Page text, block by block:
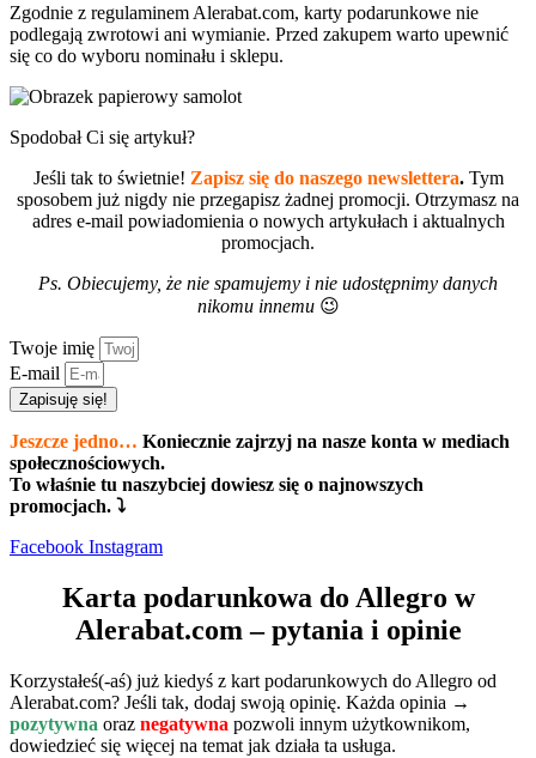
Zgodnie z regulaminem Alerabat.com, karty podarunkowe nie
podlegają zwrotowi ani wymianie. Przed zakupem warto upewnić
się co do wyboru nominału i sklepu.
Spodobał Ci się artykuł?
Jeśli tak to świetnie! Zapisz się do naszego newslettera.Tym
sposobem już nigdy nie przegapisz żadnej promocji. Otrzymasz na
adres e-mail powiadomienia o nowych artykułach i aktualnych
promocjach.
Ps. Obiecujemy, że nie spamujemy i nie udostępnimy danych
nikomu innemu😉
Twoje imię
E-mail
Zapisuję się!
Jeszcze jedno… Koniecznie zajrzyj na nasze konta w mediach
społecznościowych.
To właśnie tu naszybciej dowiesz się o najnowszych
promocjach. ⤵
Facebook Instagram
Karta podarunkowa do Allegro w
Alerabat.com – pytania i opinie
Korzystałeś(-aś) już kiedyś z kart podarunkowych do Allegro od
Alerabat.com? Jeśli tak, dodaj swoją opinię. Każda opinia →
pozytywna oraz negatywna pozwoli innym użytkownikom,
dowiedzieć się więcej na temat jak działa ta usługa.